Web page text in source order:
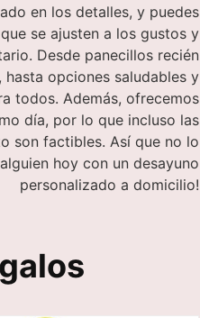
en los detalles, y puedes
se ajusten a los gustos y
Desde panecillos recién
opciones saludables y
todos. Además, ofrecemos
día, por lo que incluso las
son factibles. Así que no lo
hoy con un desayuno
personalizado a domicilio!